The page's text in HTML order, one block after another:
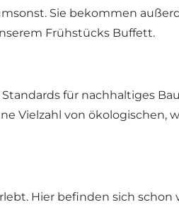
Sie bekommen
Frühstücks Buffett.
für nachhaltiges
Vielzahl von ökologischen,
Hier befinden sich